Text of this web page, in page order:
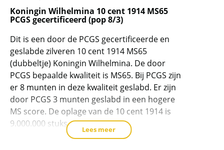
1914
MS65
gecertificeerd
(pop
8/3)
aantal
Koningin Wilhelmina 10 cent 1914 MS65
PCGS gecertificeerd (pop 8/3)
Dit is een door de PCGS gecertificeerde en
geslabde zilveren 10 cent 1914 MS65
(dubbeltje) Koningin Wilhelmina. De door
PCGS bepaalde kwaliteit is MS65. Bij PCGS zijn
er 8 munten in deze kwaliteit geslabd. Er zijn
door PCGS 3 munten geslabd in een hogere
MS score. De oplage van de 10 cent 1914 is
9.000.000 stuks.
Certificering PCGS
Lees meer